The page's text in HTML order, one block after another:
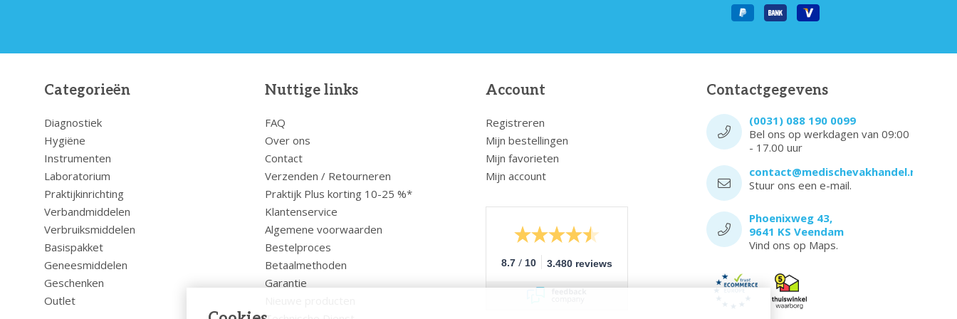
Categorieën
Diagnostiek
Hygiëne
Instrumenten
Laboratorium
Praktijkinrichting
Verbandmiddelen
Verbruiksmiddelen
Basispakket
Geneesmiddelen
Geschenken
Outlet
Nuttige links
FAQ
Over ons
Contact
Verzenden / Retourneren
Praktijk Plus korting 10-25 %*
Klantenservice
Algemene voorwaarden
Bestelproces
Betaalmethoden
Garantie
Account
Registreren
Mijn bestellingen
Mijn favorieten
Mijn account
8.7 / 10 3.480 reviews
Contactgegevens
(0031) 088 190 0099
Bel ons op werkdagen van 09:00
- 17.00 uur
contact@medischevakhandel.nl
Stuur ons een e-mail.
Phoenixweg 43,
9641 KS Veendam
Vind ons op Maps.